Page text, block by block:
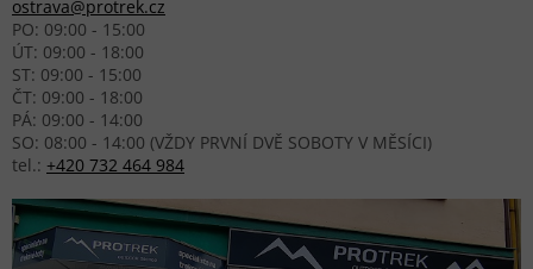
ostrava@protrek.cz
PO: 09:00 - 15:00
ÚT: 09:00 - 18:00
ST: 09:00 - 15:00
ČT: 09:00 - 18:00
PÁ: 09:00 - 14:00
SO: 08:00 - 14:00 (VŽDY PRVNÍ DVĚ SOBOTY V MĚSÍCI)
tel.: +420 732 464 984